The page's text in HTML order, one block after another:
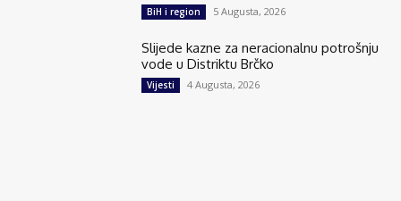
BiH i region 5 Augusta, 2026
Slijede kazne za neracionalnu potrošnju
vode u Distriktu Brčko
Vijesti 4 Augusta, 2026